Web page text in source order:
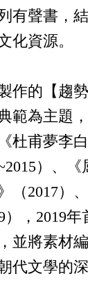
有聲書，
化資源。
作的【趨
範為主題
《杜甫夢李
）、
（2017）
），2019
並將素材
代文學的